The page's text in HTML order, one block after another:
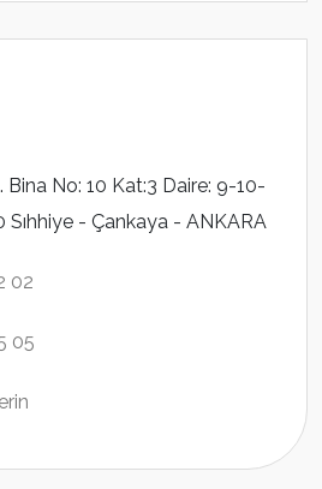
No: 10 Kat:3 Daire: 9-10-
Sıhhiye - Çankaya - ANKARA
02
05